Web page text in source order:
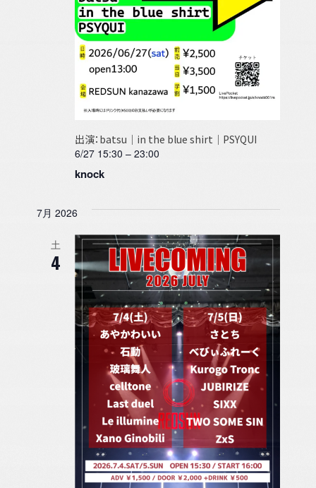
6/27 15:30 – 23:00
knock
出演：batsu｜in the blue shirt｜PSYQUI
7月 2026
土
4